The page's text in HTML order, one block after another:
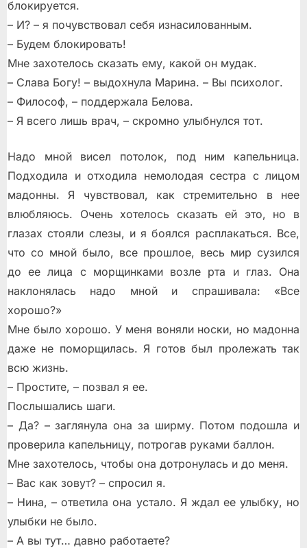
блокируется.
– И? – я почувствовал себя изнасилованным.
– Будем блокировать!
Мне захотелось сказать ему, какой он мудак.
– Слава Богу! – выдохнула Марина. – Вы психолог.
– Философ, – поддержала Белова.
– Я всего лишь врач, – скромно улыбнулся тот.
Надо мной висел потолок, под ним капельница.
Подходила и отходила немолодая сестра с лицом
мадонны. Я чувствовал, как стремительно в нее
влюбляюсь. Очень хотелось сказать ей это, но в
глазах стояли слезы, и я боялся расплакаться. Все,
что со мной было, все прошлое, весь мир сузился
до ее лица с морщинками возле рта и глаз. Она
наклонялась надо мной и спрашивала: «Все
хорошо?»
Мне было хорошо. У меня воняли носки, но мадонна
даже не поморщилась. Я готов был пролежать так
всю жизнь.
– Простите, – позвал я ее.
Послышались шаги.
– Да? – заглянула она за ширму. Потом подошла и
проверила капельницу, потрогав руками баллон.
Мне захотелось, чтобы она дотронулась и до меня.
– Вас как зовут? – спросил я.
– Нина, – ответила она устало. Я ждал ее улыбку, но
улыбки не было.
– А вы тут… давно работаете?